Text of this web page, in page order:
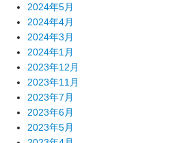
2024年5月
2024年4月
2024年3月
2024年1月
2023年12月
2023年11月
2023年7月
2023年6月
2023年5月